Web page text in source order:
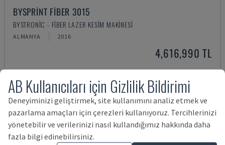
BYSPRINT FIBER 3015
BYSTRONIC - FIBER LAZER KESIM MAKINESI
ALMANYA 2016
4,616,990 TL
AB Kullanıcıları için Gizlilik Bildirimi
Deneyiminizi geliştirmek, site kullanımını analiz etmek ve
pazarlama amaçları için çerezleri kullanıyoruz. Tercihlerinizi
yönetebilir ve verilerinizi nasıl kullandığımız hakkında daha
fazla bilgi edinebilirsiniz.